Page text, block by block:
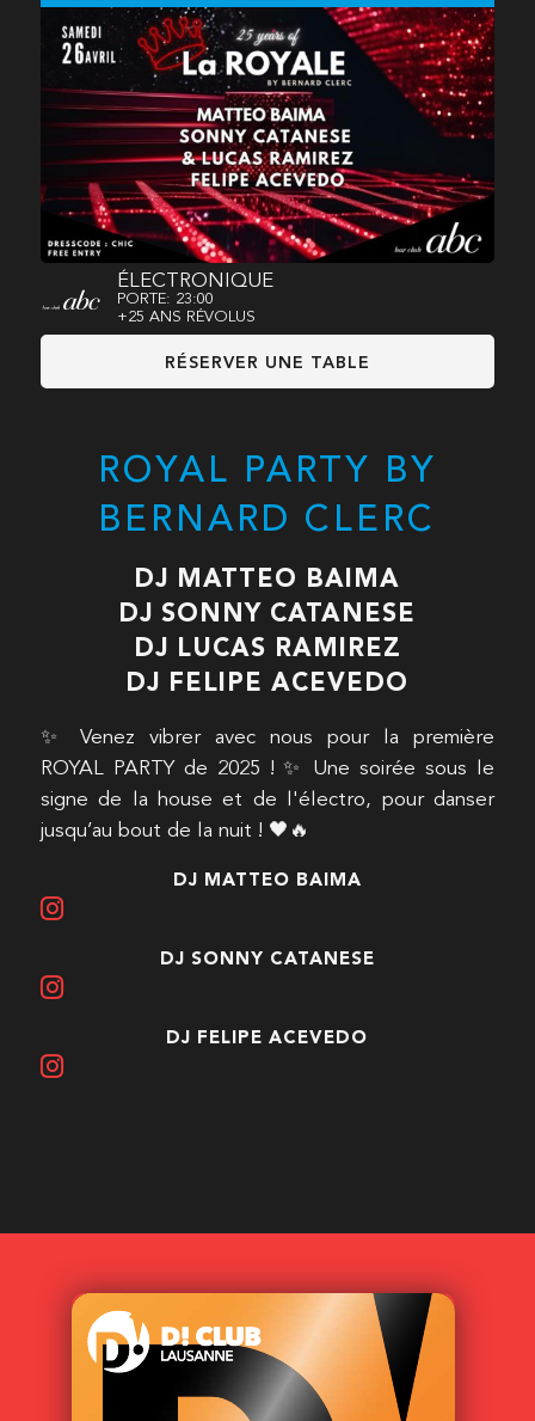
ÉLECTRONIQUE
PORTE: 23:00
+25 ANS RÉVOLUS
RÉSERVER UNE TABLE
ROYAL PARTY BY
BERNARD CLERC
DJ MATTEO BAIMA
DJ SONNY CATANESE
DJ LUCAS RAMIREZ
DJ FELIPE ACEVEDO
✨ Venez vibrer avec nous pour la première
ROYAL PARTY de 2025 ! ✨ Une soirée sous le
signe de la house et de l'électro, pour danser
jusqu’au bout de la nuit ! 🖤🔥
DJ MATTEO BAIMA
DJ SONNY CATANESE
DJ FELIPE ACEVEDO